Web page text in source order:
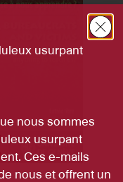
usurpant
nous sommes
usurpant
Ces e-mails
nous et offrent un